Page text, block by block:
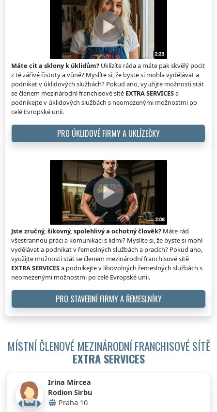
Máte cit a sklony k úklidům? Uklízíte ráda a máte pak skvělý pocit
z té zářivé čistoty a vůně? Myslíte si, že byste si mohla vydělávat a
podnikat v úklidových službách? Pokud ano, využijte možnosti stát
se členem mezinárodní franchisové sítě EXTRA SERVICESa
podnikejte v úklidových službách s neomezenými možnostmi po
celé Evropské unii.
PRO ÚKLIDOVÉ FIRMY A UKLÍZEČKY
Jste zručný, šikovný, spolehlivý a ochotný člověk? Máte rád
všestrannou práci a komunikaci s lidmi? Myslíte si, že byste si mohl
vydělávat a podnikat v řemeslných službách a pracích? Pokud ano,
využijte možnosti stát se členem mezinárodní franchisové sítě
EXTRA SERVICESa podnikejte v libovolných řemeslných službách s
neomezenými možnostmi po celé Evropské unii.
PRO STAVEBNÍ FIRMY A ŘEMESLNÍKY
MÍSTNÍ ČLENOVÉ MEZINÁRODNÍ FRANCHISOVÉ SÍTĚ
EXTRA SERVICES
Irina Mircea
Rodion Sirbu
Praha 10